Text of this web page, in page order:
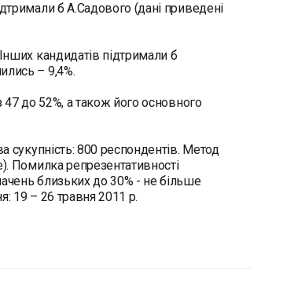
б А.Садового (дані приведені
кандидатів підтримали б
– 9,4%.
47 до 52%, а також його основного
сукупність: 800 респондентів. Метод
Помилка репрезентативності
близьких до 30% - не більше
19 – 26 травня 2011 р.